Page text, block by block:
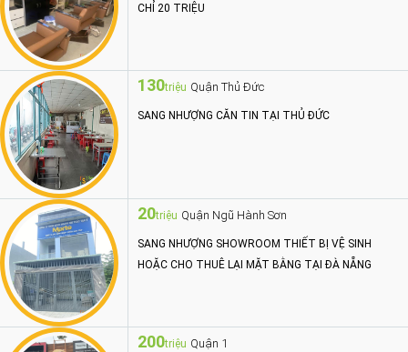
CHỈ 20 TRIỆU
130triệu Quận Thủ Đức
SANG NHƯỢNG CĂN TIN TẠI THỦ ĐỨC
20triệu Quận Ngũ Hành Sơn
SANG NHƯỢNG SHOWROOM THIẾT BỊ VỆ SINH
HOẶC CHO THUÊ LẠI MẶT BẰNG TẠI ĐÀ NẴNG
200triệu Quận 1